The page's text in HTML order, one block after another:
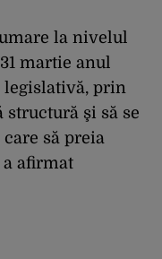
la nivelul
martie anul
prin
structură şi să se
să preia
a afirmat